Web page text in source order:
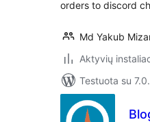
orders to discord
Md Yakub
Aktyvių
Testuota su